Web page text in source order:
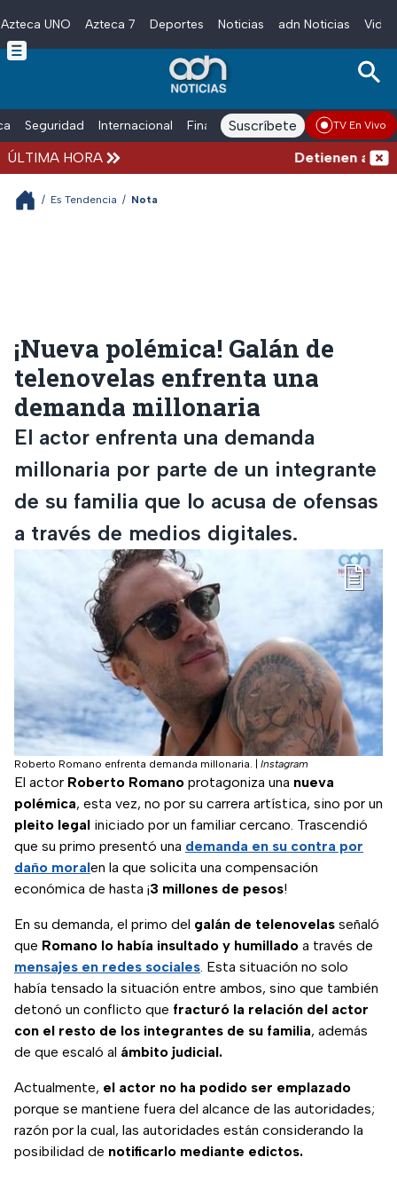
Skip to main content
Azteca UNO Azteca 7 Deportes Noticias adn Noticias
Seguridad Internacional Finanzas adn Noticias Radio
Suscríbete TV En Vivo
ÚLTIMA HORA Detienen al
/ Es Tendencia / Nota
¡Nueva polémica! Galán de
telenovelas enfrenta una
demanda millonaria
El actor enfrenta una demanda
millonaria por parte de un integrante
de su familia que lo acusa de ofensas
a través de medios digitales.
Roberto Romano enfrenta demanda millonaria. Instagram
El actor Roberto Romano protagoniza una nueva
polémica, esta vez, no por su carrera artística, sino por un
pleito legal iniciado por un familiar cercano. Trascendió
que su primo presentó una demanda en su contra por
daño moralen la que solicita una compensación
económica de hasta ¡3 millones de pesos!
En su demanda, el primo del galán de telenovelas señaló
que Romano lo había insultado y humillado a través de
mensajes en redes sociales. Esta situación no solo
había tensado la situación entre ambos, sino que también
detonó un conflicto que fracturó la relación del actor
con el resto de los integrantes de su familia, además
de que escaló al ámbito judicial.
Actualmente, el actor no ha podido ser emplazado
porque se mantiene fuera del alcance de las autoridades;
razón por la cual, las autoridades están considerando la
posibilidad de notificarlo mediante edictos.